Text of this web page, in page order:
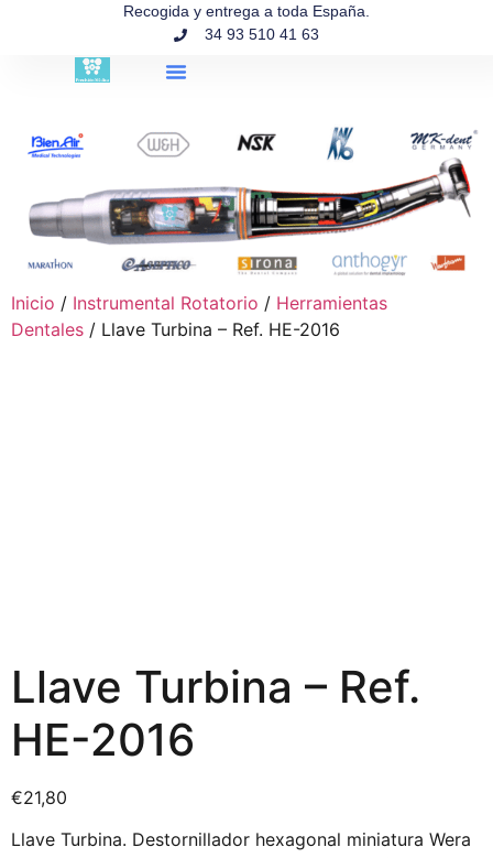
Recogida y entrega a toda España.
34 93 510 41 63
Inicio / Instrumental Rotatorio / Herramientas
Dentales / Llave Turbina – Ref. HE-2016
Llave Turbina – Ref.
HE-2016
€21,80
Llave Turbina. Destornillador hexagonal miniatura Wera